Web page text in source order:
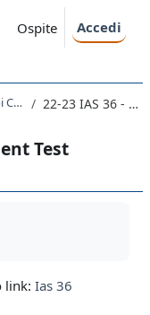
Ospite Accedi
Principi Contabili IFRS 22-23 IAS 36 - Impairment Test
Test
link: Ias 36